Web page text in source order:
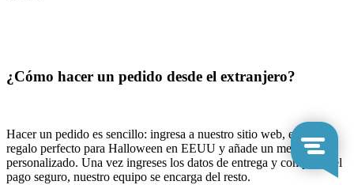
¿Cómo hacer un pedido desde el extranjero?
Hacer un pedido es sencillo: ingresa a nuestro sitio web, elige el
regalo perfecto para Halloween en EEUU y añade un mensaje
personalizado. Una vez ingreses los datos de entrega y completes el
pago seguro, nuestro equipo se encarga del resto.